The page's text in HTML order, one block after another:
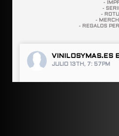
-
-
-
-
- REGALOS
VINILOSYMAS.ES
JULIO 13TH, 7: 57PM